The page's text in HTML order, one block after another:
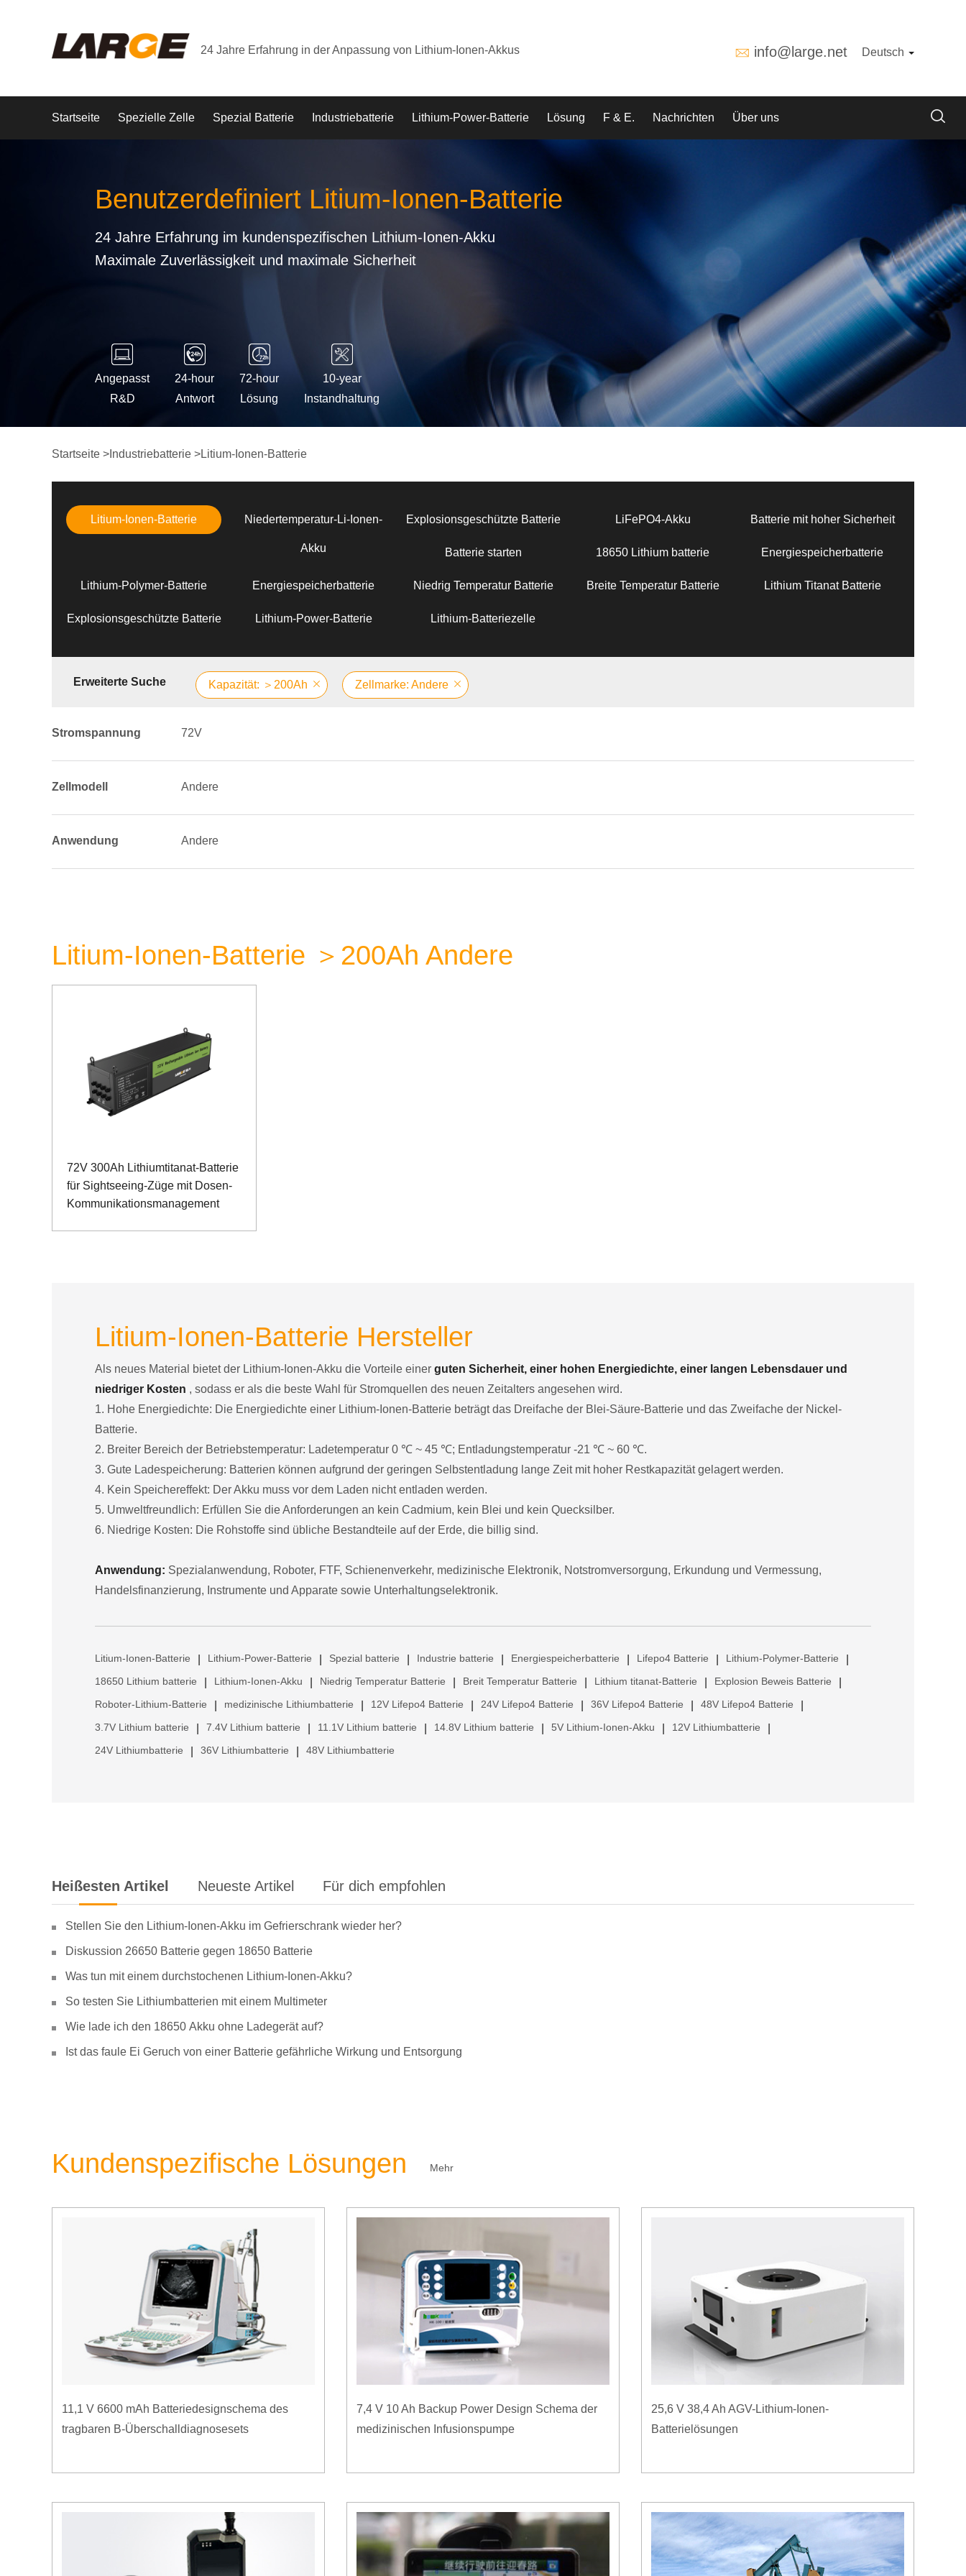
24 Jahre Erfahrung in der Anpassung von Lithium-Ionen-Akkus info@large.net Deutsch
Startseite Spezielle Zelle Spezial Batterie Industriebatterie Lithium-Power-Batterie Lösung F & E. Nachrichten Über uns
Benutzerdefiniert Litium-Ionen-Batterie
24 Jahre Erfahrung im kundenspezifischen Lithium-Ionen-Akku
Maximale Zuverlässigkeit und maximale Sicherheit
Angepasst
R&D
24-hour
Antwort
72-hour
Lösung
10-year
Instandhaltung
Startseite > Industriebatterie >Litium-Ionen-Batterie
Litium-Ionen-Batterie Niedertemperatur-Li-Ionen-
Akku
Explosionsgeschützte Batterie LiFePO4-Akku Batterie mit hoher Sicherheit
Batterie starten 18650 Lithium batterie Energiespeicherbatterie
Lithium-Polymer-Batterie Energiespeicherbatterie Niedrig Temperatur Batterie Breite Temperatur Batterie Lithium Titanat Batterie
Explosionsgeschützte Batterie Lithium-Power-Batterie Lithium-Batteriezelle
Erweiterte Suche Kapazität: ＞200Ah Zellmarke: Andere
Stromspannung 72V
Zellmodell Andere
Anwendung Andere
Litium-Ionen-Batterie ＞200Ah Andere
72V 300Ah Lithiumtitanat-Batterie
für Sightseeing-Züge mit Dosen-
Kommunikationsmanagement
Litium-Ionen-Batterie Hersteller
Als neues Material bietet der Lithium-Ionen-Akku die Vorteile einer guten Sicherheit, einer hohen Energiedichte, einer langen Lebensdauer und
niedriger Kosten , sodass er als die beste Wahl für Stromquellen des neuen Zeitalters angesehen wird.
1. Hohe Energiedichte: Die Energiedichte einer Lithium-Ionen-Batterie beträgt das Dreifache der Blei-Säure-Batterie und das Zweifache der Nickel-
Batterie.
2. Breiter Bereich der Betriebstemperatur: Ladetemperatur 0 ℃ ~ 45 ℃; Entladungstemperatur -21 ℃ ~ 60 ℃.
3. Gute Ladespeicherung: Batterien können aufgrund der geringen Selbstentladung lange Zeit mit hoher Restkapazität gelagert werden.
4. Kein Speichereffekt: Der Akku muss vor dem Laden nicht entladen werden.
5. Umweltfreundlich: Erfüllen Sie die Anforderungen an kein Cadmium, kein Blei und kein Quecksilber.
6. Niedrige Kosten: Die Rohstoffe sind übliche Bestandteile auf der Erde, die billig sind.
Anwendung: Spezialanwendung, Roboter, FTF, Schienenverkehr, medizinische Elektronik, Notstromversorgung, Erkundung und Vermessung,
Handelsfinanzierung, Instrumente und Apparate sowie Unterhaltungselektronik.
Litium-Ionen-Batterie Lithium-Power-Batterie Spezial batterie Industrie batterie Energiespeicherbatterie Lifepo4 Batterie Lithium-Polymer-Batterie
18650 Lithium batterie Lithium-Ionen-Akku Niedrig Temperatur Batterie Breit Temperatur Batterie Lithium titanat-Batterie Explosion Beweis Batterie
Roboter-Lithium-Batterie medizinische Lithiumbatterie 12V Lifepo4 Batterie 24V Lifepo4 Batterie 36V Lifepo4 Batterie 48V Lifepo4 Batterie
3.7V Lithium batterie 7.4V Lithium batterie 11.1V Lithium batterie 14.8V Lithium batterie 5V Lithium-Ionen-Akku 12V Lithiumbatterie
24V Lithiumbatterie 36V Lithiumbatterie 48V Lithiumbatterie
Heißesten Artikel Neueste Artikel Für dich empfohlen
Stellen Sie den Lithium-Ionen-Akku im Gefrierschrank wieder her?
Diskussion 26650 Batterie gegen 18650 Batterie
Was tun mit einem durchstochenen Lithium-Ionen-Akku?
So testen Sie Lithiumbatterien mit einem Multimeter
Wie lade ich den 18650 Akku ohne Ladegerät auf?
Ist das faule Ei Geruch von einer Batterie gefährliche Wirkung und Entsorgung
Kundenspezifische Lösungen Mehr
11,1 V 6600 mAh Batteriedesignschema des
tragbaren B-Überschalldiagnosesets
7,4 V 10 Ah Backup Power Design Schema der
medizinischen Infusionspumpe
25,6 V 38,4 Ah AGV-Lithium-Ionen-
Batterielösungen